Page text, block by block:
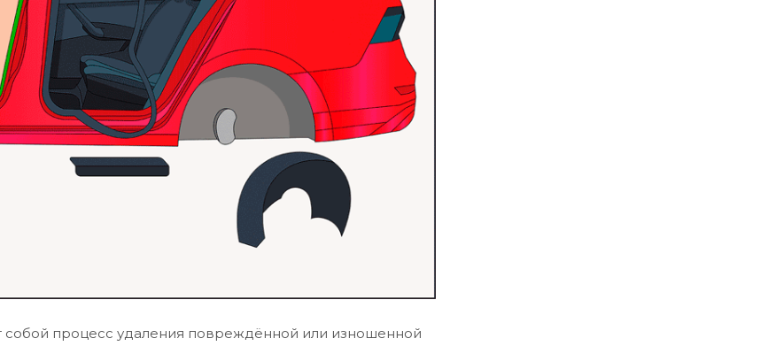
собой процесс удаления повреждённой или изношенной